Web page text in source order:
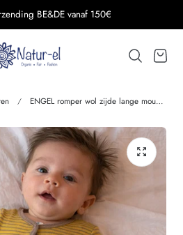
BE&DE vanaf 150€
ENGEL romper wol zijde lange mouw GESTREEPT saffraan walnoot